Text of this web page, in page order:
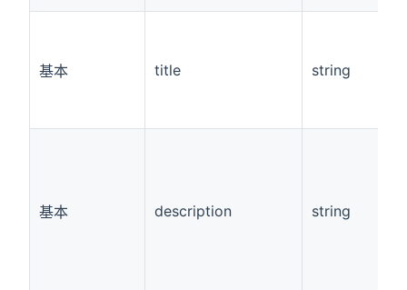
基本 title string
基本 description string